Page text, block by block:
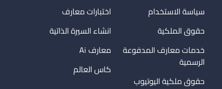
سياسة الاستخدام
حقوق الملكية
خدمات معارف المدفوعة
الرسمية
حقوق ملكية اليوتيوب
اختبارات معارف
انشاء السيرة الذاتية
معارف Ai
كاس العالم